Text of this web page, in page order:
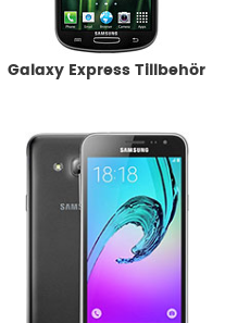
Galaxy Express Tillbehör